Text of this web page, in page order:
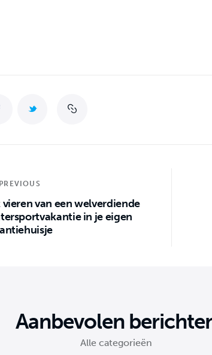
PREVIOUS
vieren van een welverdiende
in je eigen
Aanbevolen
Alle categorieën